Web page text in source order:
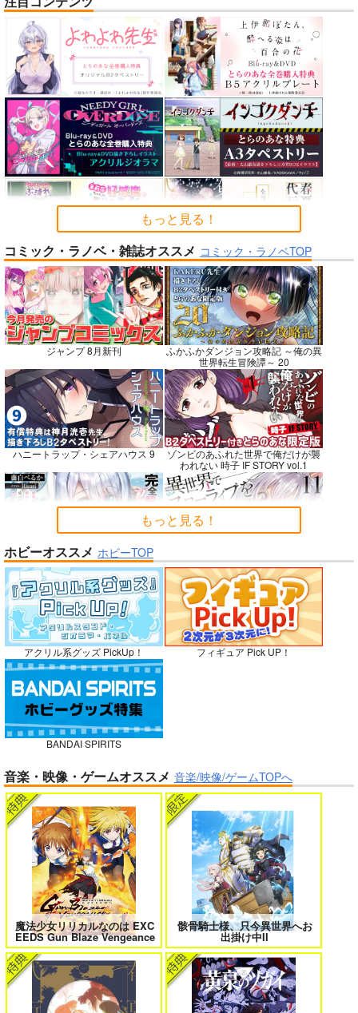
nanka A kanji no titl
ハイパーソニックソウ
ル
2,200円（税込）
Fate/Grand Order
インドラ
近藤勇
サンプル
カート
作って食べよう陸軍
飯-野外炊事・携行食
編-
シオサイ。
専売 1,100円（税込）
ミリタリー
サンプル
カート
公王様のおしごと
C:設計室
700円（税込）
シャリア・ブル
アルテイシア
サンプル
カート
No.6
悪縁
ぽむ屋
770円（税込）
Fate/Grand Order
マシュ・キリエライト
サンプル
カート
No.8
RED nankaAkanjino
OMNIBUS
ハイパーソニックソウ
ル
3,025 （税込）
Fate/Grand Order
カルナ
アルジュナ
サンプル
カート
No.8
社畜巡礼記３ 南米ス
ペシャル
赤茄子労働組合
専売 1,375円（税込）
Dr.STONE
七海龍水
氷月
サンプル
カート
No.10
BLUE nankaAkanjin
oOMNIBUS
ハイパーソニックソウ
3,025円（税込）
Fate/Grand Order
アルジュナ
カルナ
サンプル
カート
もっと見る！
コミック・ラノベ・雑誌オススメ コミック・ラノベTOP
ジャンプ 8月新刊
ふかふかダンジョン攻略記 ～俺の異
世界転生冒険譚～ 20
ハニートラップ・シェアハウス 9
ゾンビのあふれた世界で俺だけが襲
われない 時子 IF STORY vol.1
完全解呪のプリースト 2
嫁候補、うちに住むらしい。 #古民
家・美少女3人・耳付き幼馴染
禁断で禁断じゃないちょっと禁断な
義兄妹ラブコメは未遂えっちから始
英雄戦記～ 10
ボクの理想の異世界生活 転生したら
ケモ耳娘だらけの世界でハーレムに
3
異世界から来た君と共に過ごす日常
2
＃ラブコメ好きとこっそり繋がりた
い
エロゲの鬱エンドからヒロイン達を
救済したら 2
もっと見る！
ホビーオススメ ホビーTOP
アクリル系グッズ PickUp！ フィギュア Pick UP！
BANDAI SPIRITS
音楽・映像・ゲームオススメ 音楽/映像/ゲームTOPへ
魔法少女リリカルなのは EXC
EEDS Gun Blaze Vengeance
骸骨騎士様、只今異世界へお
出掛け中II